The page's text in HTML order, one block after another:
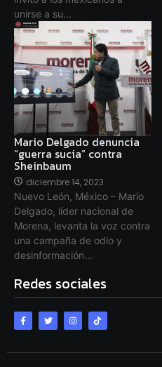
unirse a su...
Mario Delgado denuncia
“guerra sucia” contra
Sheinbaum
diciembre 14, 2023
Nuevo León, México – Mario
Delgado, líder nacional de
Morena, levanta la voz contra
una campaña de odio y
desinformación...
Redes sociales